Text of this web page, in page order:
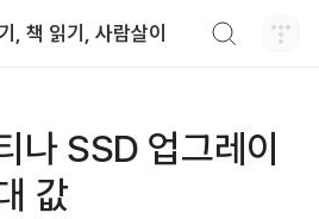
, 책 읽기, 사람살이
나 SSD 업그레이
값